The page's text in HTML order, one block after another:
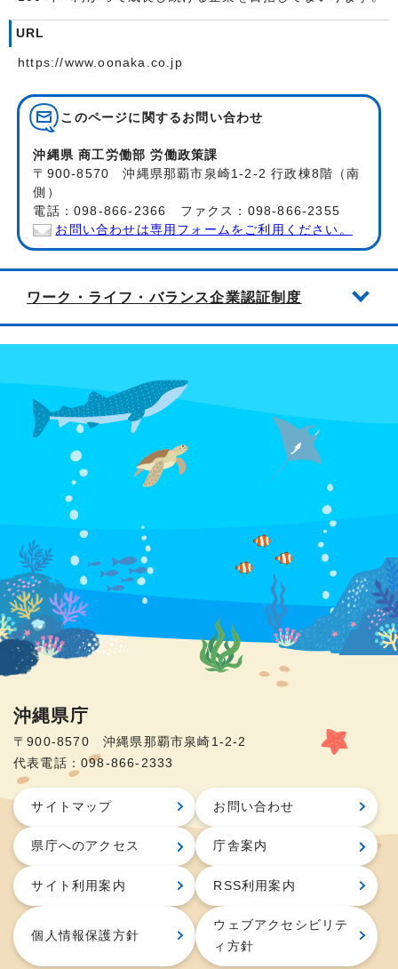
URL
https://www.oonaka.co.jp
このページに関する お問い合わせ
沖縄県 商工労働部 労働政策課
〒900-8570 沖縄県那覇市泉崎1-2-2 行政棟8階（南
側）
電話：098-866-2366 ファクス：098-866-2355
お問い合わせは専用フォームをご利用ください。
ワーク・ライフ・バランス企業認証制度
沖縄県庁
〒900-8570 沖縄県那覇市泉崎1-2-2
代表電話：098-866-2333
サイトマップ お問い合わせ
県庁へのアクセス 庁舎案内
サイト利用案内 RSS利用案内
個人情報保護方針
ウェブアクセシビリテ
ィ方針